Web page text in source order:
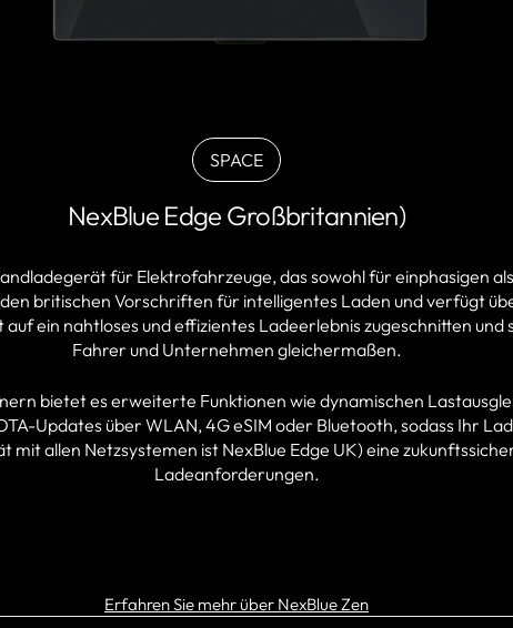
SPACE
BLACK
ausverkauft
verfügbar
NexBlue Edge Großbritannien)
für Elektrofahrzeuge, das sowohl für einphasigen
britischen Vorschriften für intelligentes Laden und verfügt
ein nahtloses und effizientes Ladeerlebnis zugeschnitten
Fahrer und Unternehmen gleichermaßen.
bietet es erweiterte Funktionen wie dynamischen
Updates über WLAN, 4G eSIM oder Bluetooth, sodass Ihr
allen Netzsystemen ist NexBlue Edge UK) eine
Ladeanforderungen.
Erfahren Sie mehr über NexBlue Zen